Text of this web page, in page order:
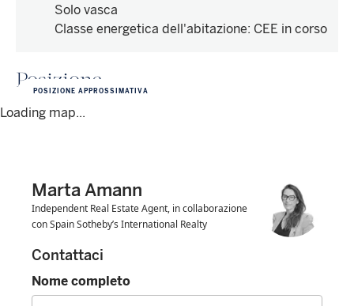
Solo vasca
Classe energetica dell'abitazione: CEE in corso
Posizione
Loading map...
POSIZIONE APPROSSIMATIVA
Marta Amann
Independent Real Estate Agent, in collaborazione
con Spain Sotheby’s International Realty
Contattaci
Nome completo